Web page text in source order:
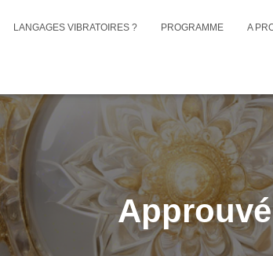
LANGAGES VIBRATOIRES ? PROGRAMME A
Approuvé